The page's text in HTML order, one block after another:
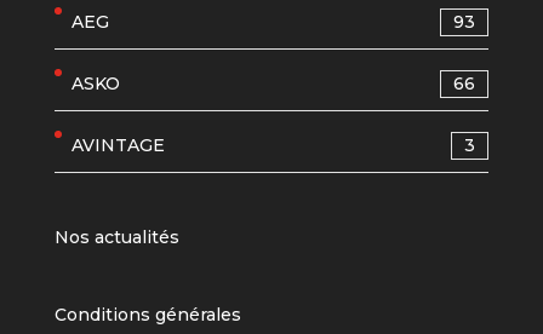
AEG 93
ASKO 66
AVINTAGE 3
Nos actualités
Conditions générales